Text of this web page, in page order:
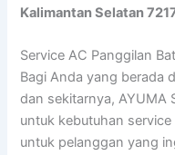
Kalimantan Selatan
Service AC Panggilan
Bagi Anda yang berada
dan sekitarnya, AYUMA
untuk kebutuhan
untuk pelanggan yang